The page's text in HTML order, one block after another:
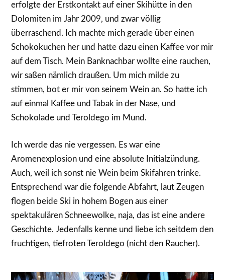
erfolgte der Erstkontakt auf einer Skihütte in den
Dolomiten im Jahr 2009, und zwar völlig
überraschend. Ich machte mich gerade über einen
Schokokuchen her und hatte dazu einen Kaffee vor mir
auf dem Tisch. Mein Banknachbar wollte eine rauchen,
wir saßen nämlich draußen. Um mich milde zu
stimmen, bot er mir von seinem Wein an. So hatte ich
auf einmal Kaffee und Tabak in der Nase, und
Schokolade und Teroldego im Mund.
Ich werde das nie vergessen. Es war eine
Aromenexplosion und eine absolute Initialzündung.
Auch, weil ich sonst nie Wein beim Skifahren trinke.
Entsprechend war die folgende Abfahrt, laut Zeugen
flogen beide Ski in hohem Bogen aus einer
spektakulären Schneewolke, naja, das ist eine andere
Geschichte. Jedenfalls kenne und liebe ich seitdem den
fruchtigen, tiefroten Teroldego (nicht den Raucher).